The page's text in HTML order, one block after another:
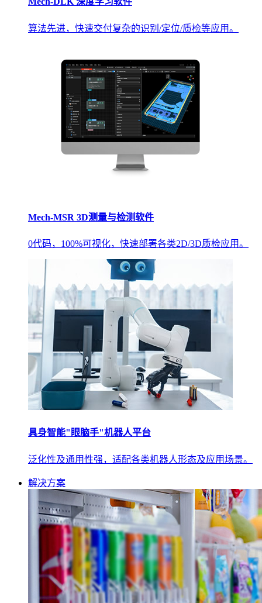
算法先进，快速交付复杂的识别/定位/质检等应用。
Mech-MSR 3D测量与检测软件
0代码，100%可视化，快速部署各类2D/3D质检应用。
具身智能"眼脑手"机器人平台
泛化性及通用性强，适配各类机器人形态及应用场景。
解决方案